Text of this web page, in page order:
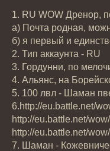
1. RU WOW Дренор,
а) Почта родная,
б) я первый и
2. Тип аккаунта - RU
3. Гордунни, по
4. Альянс, на
5. 100 лвл - Шаман
6.http://eu.battle.net/
http://eu.battle.net/
http://eu.battle.net/
7. Шаман -